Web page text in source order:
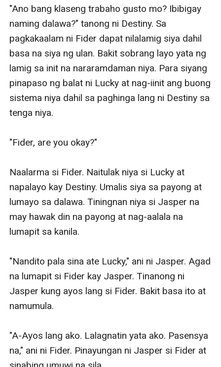
"Ha? Bakit hindi? Basta hindi niyo siya ibu-bully katulad
ng mga nakakalaro ni Jasper," ani ni Jackson. Ngumiti
ang dalawang batang babae— the wierd one.
"Siyempre daddy— hindi namin siya ibu-bully," sabay
muling sagot ng dalawang batang babae habang
nakahawak sa laylayan ng suot ng ama. Lumingon ang
mga ito kay Fider. Hindi alam ni Fider kung imagination
niya lang ngunit parang kumislap ang mga mata nito at
"I like him," sabay muling sagot ng dalawang batang
mga tuhod niya. Nanlamig din siya dahil may
something sa mga tingin ng mga batang babae ang
nakapagpalamig ng buong katawan niya.
Feeling niya kakainin siya ng buo ng dalawa. Totoo ba
na gusto siya ng mga ito. Mga tanong na biglang
"Ano bang klaseng trabaho gusto mo? Ibibigay
naming dalawa?" tanong ni Destiny. Sa
pagkakaalam ni Fider dapat nilalamig siya dahil
basa na siya ng ulan. Bakit sobrang layo yata ng
lamig sa init na nararamdaman niya. Para siyang
pinapaso ng balat ni Lucky at nag-iinit ang buong
sistema niya dahil sa paghinga lang ni Destiny sa
tenga niya.
"Fider, are you okay?"
Naalarma si Fider. Naitulak niya si Lucky at
napalayo kay Destiny. Umalis siya sa payong at
lumayo sa dalawa. Tiningnan niya si Jasper na
may hawak din na payong at nag-aalala na
lumapit sa kanila.
"Nandito pala sina ate Lucky," ani ni Jasper. Agad
na lumapit si Fider kay Jasper. Tinanong ni
Jasper kung ayos lang si Fider. Bakit basa ito at
namumula.
"A-Ayos lang ako. Lalagnatin yata ako. Pasensya
na," ani ni Fider. Pinayungan ni Jasper si Fider at